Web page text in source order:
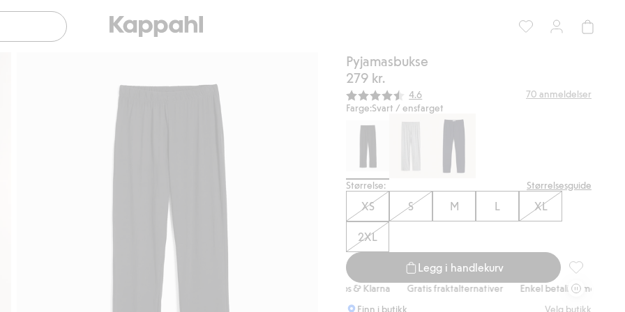
Pyjamasbukse
279 kr.
Gjennomsnittskarakter:
4.6 70 anmeldelser
Farge:Svart / ensfarget
Størrelse: Størrelsesguide
XS S M L XL
2XL
Legg i handlekurv
Enkel betaling med Vipps & Klarna Gratis fraktalternativer
Enkel betaling med Vipps &
Finn i butikk
Velg butikk